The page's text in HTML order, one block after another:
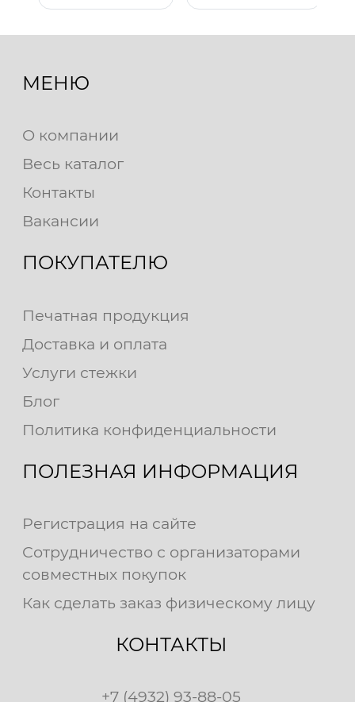
МЕНЮ
О компании
Весь каталог
Контакты
Вакансии
ПОКУПАТЕЛЮ
Печатная продукция
Доставка и оплата
Услуги стежки
Блог
Политика конфиденциальности
ПОЛЕЗНАЯ ИНФОРМАЦИЯ
Регистрация на сайте
Сотрудничество с организаторами
совместных покупок
Как сделать заказ физическому лицу
КОНТАКТЫ
+7 (4932) 93-88-05